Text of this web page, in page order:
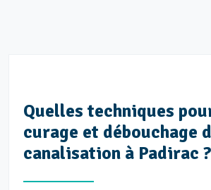
Quelles techniques
curage et débouchage
canalisation à Padirac ?